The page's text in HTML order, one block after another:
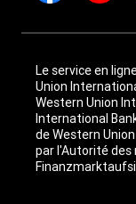
Le service en
Union
Western Union
International
de Western
par l'Autorité des